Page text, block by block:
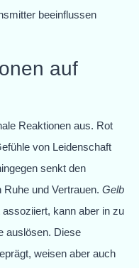
beeinflussen
auf
Reaktionen aus. Rot
von Leidenschaft
senkt den
und Vertrauen. Gelb
kann aber in zu
auslösen. Diese
weisen aber auch